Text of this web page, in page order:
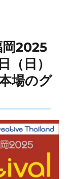
2025
（日）
場のグ